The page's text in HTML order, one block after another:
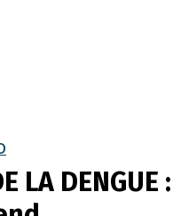
LA DENGUE :